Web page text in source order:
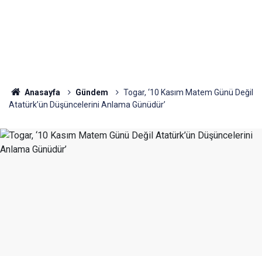
Anasayfa Gündem
Togar, ‘10 Kasım Matem Günü Değil
Atatürk’ün Düşüncelerini Anlama Günüdür’